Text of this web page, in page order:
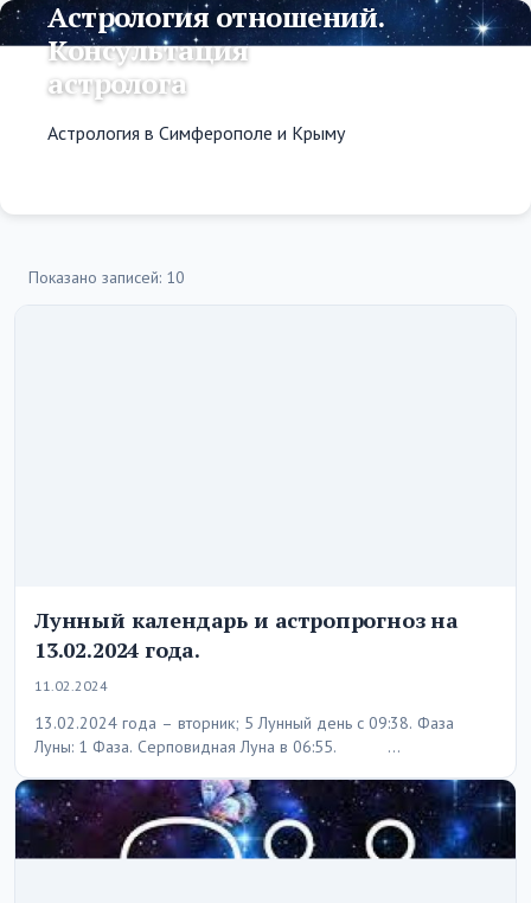
Астрология отношений.
Консультация
астролога
Астрология в Симферополе и Крыму
Показано записей: 10
Лунный календарь и астропрогноз на
13.02.2024 года.
11.02.2024
13.02.2024 года – вторник; 5 Лунный день с 09:38. Фаза
Луны: 1 Фаза. Серповидная Луна в 06:55. …